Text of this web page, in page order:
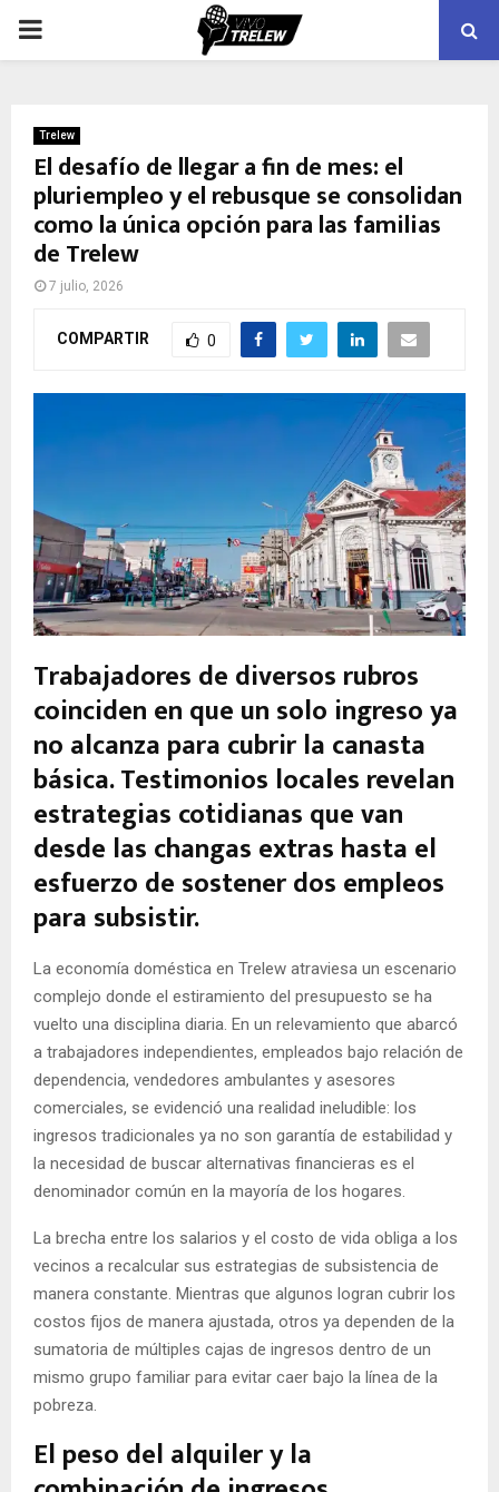
PRIMARY
Trelew
El desafío de llegar a fin de mes: el
pluriempleo y el rebusque se consolidan
como la única opción para las familias
de Trelew
7 julio, 2026
COMPARTIR 0
Trabajadores de diversos rubros
coinciden en que un solo ingreso ya
no alcanza para cubrir la canasta
básica. Testimonios locales revelan
estrategias cotidianas que van
desde las changas extras hasta el
esfuerzo de sostener dos empleos
para subsistir.
La economía doméstica en Trelew atraviesa un escenario
complejo donde el estiramiento del presupuesto se ha
vuelto una disciplina diaria. En un relevamiento que abarcó
a trabajadores independientes, empleados bajo relación de
dependencia, vendedores ambulantes y asesores
comerciales, se evidenció una realidad ineludible: los
ingresos tradicionales ya no son garantía de estabilidad y
la necesidad de buscar alternativas financieras es el
denominador común en la mayoría de los hogares.
La brecha entre los salarios y el costo de vida obliga a los
vecinos a recalcular sus estrategias de subsistencia de
manera constante. Mientras que algunos logran cubrir los
costos fijos de manera ajustada, otros ya dependen de la
sumatoria de múltiples cajas de ingresos dentro de un
mismo grupo familiar para evitar caer bajo la línea de la
pobreza.
El peso del alquiler y la